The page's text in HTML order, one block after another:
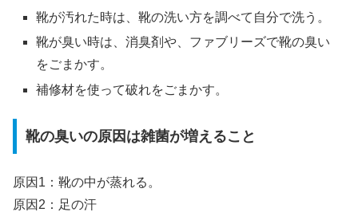
靴が汚れた時は、靴の洗い方を調べて自分で洗う。
靴が臭い時は、消臭剤や、ファブリーズで靴の臭い
をごまかす。
補修材を使って破れをごまかす。
靴の臭いの原因は雑菌が増えること
原因1：靴の中が蒸れる。
原因2：足の汗